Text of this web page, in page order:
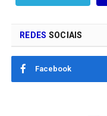
REDES SOCIAIS
Facebook